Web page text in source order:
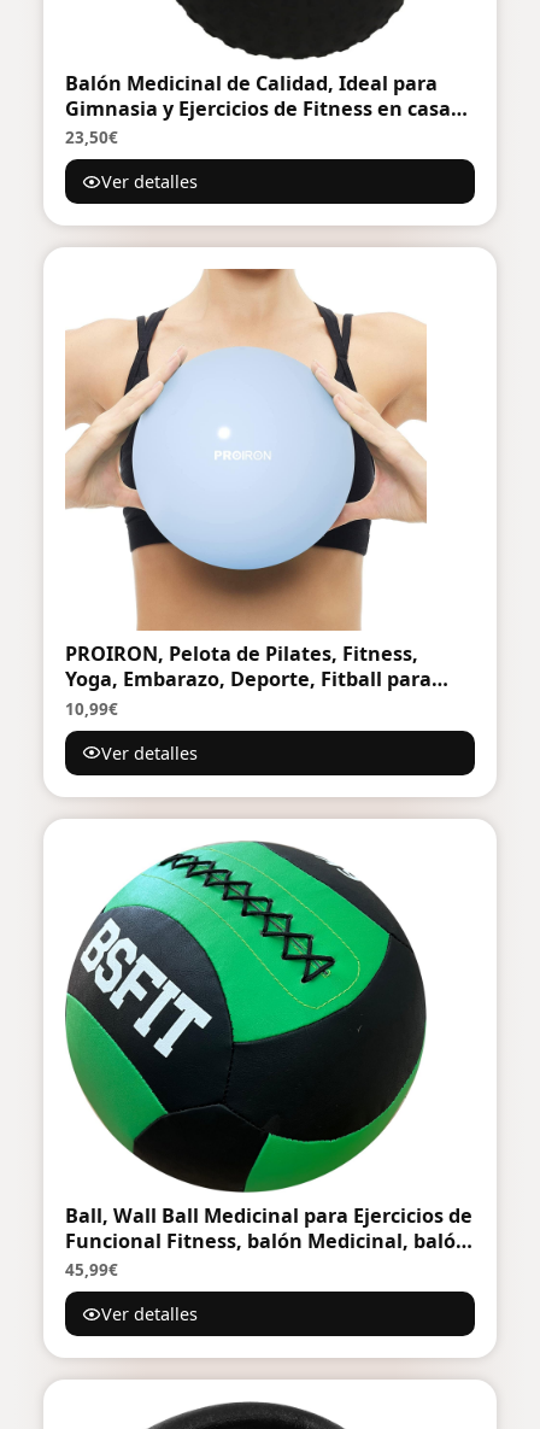
Balón Medicinal de Calidad, Ideal para
Gimnasia y Ejercicios de Fitness en casa
rutinas de Fisioterapia y Entrenamiento
con Peso
23,50€
Ver detalles
PROIRON, Pelota de Pilates, Fitness,
Yoga, Embarazo, Deporte, Fitball para
Ejercicios Gimnasia, 55/65/75cm, Anti-
pinchazos, Incluye Inflador
10,99€
Ver detalles
Ball, Wall Ball Medicinal para Ejercicios de
Funcional Fitness, balón Medicinal, balón
Medicinal 5 Kilos y Workout, Ideal para
Gimnasio en Casa y Yoga - Balon Peso,
Wall Ball 5 kg
45,99€
Ver detalles